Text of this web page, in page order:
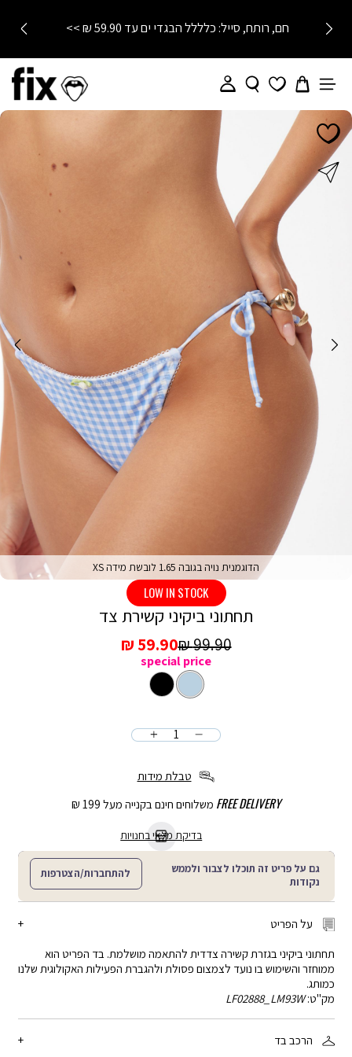
חם, רותח, סייל: כלללל הבגדי ים עד 59.90 ₪ >>
LOW IN STOCK
תחתוני ביקיני קשירת צד
מחיר
מכירה
59.90 ₪
מחיר
רגיל
99.90 ₪
special price
טבלת מידות
FREE DELIVERY משלוחים חינם בקנייה מעל 199 ₪
בדיקת מלאי בחנויות
גם על פריט זה תוכלו לצבור ולממש
נקודות
להתחברות/הצטרפות
על הפריט
הרכב בד
תחתוני ביקיני בגזרת קשירה צדדית להתאמה מושלמת. בד הפריט הוא
ממוחזר והשימוש בו נועד לצמצום פסולת ולהגברת הפעילות האקולוגית שלנו
כמותג.
מק"ט: LF02888_LM93W
הדוגמנית נויה בגובה 1.65 לובשת מידה XS